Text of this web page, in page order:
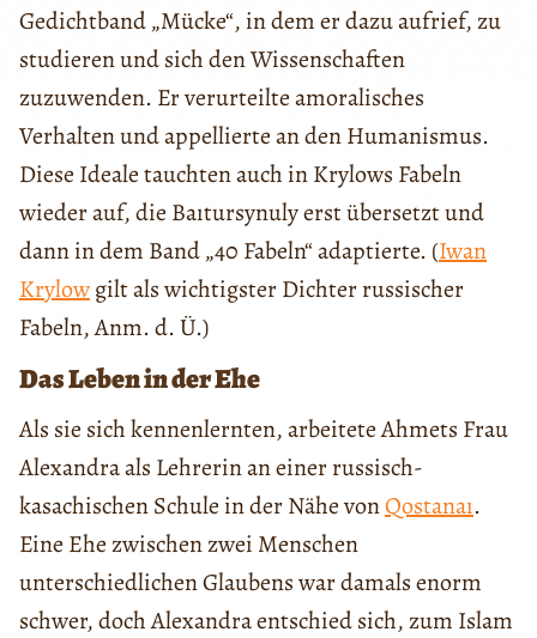
Gedichtband „Mücke“, in dem er dazu aufrief, zu
studieren und sich den Wissenschaften
zuzuwenden. Er verurteilte amoralisches
Verhalten und appellierte an den Humanismus.
Diese Ideale tauchten auch in Krylows Fabeln
wieder auf, die Baıtursynuly erst übersetzt und
dann in dem Band „40 Fabeln“ adaptierte. (Iwan
Krylowgilt als wichtigster Dichter russischer
Fabeln, Anm. d. Ü.)
Das Leben in der Ehe
Als sie sich kennenlernten, arbeitete Ahmets Frau
Alexandra als Lehrerin an einer russisch-
kasachischen Schule in der Nähe vonQostanaı.
Eine Ehe zwischen zwei Menschen
unterschiedlichen Glaubens war damals enorm
schwer, doch Alexandra entschied sich, zum Islam